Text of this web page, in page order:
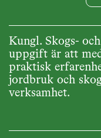
Kungl. Skogs-
uppgift är att
praktisk
jordbruk och
verksamhet.